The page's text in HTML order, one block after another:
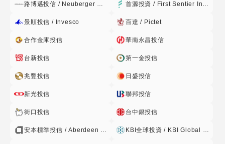
路博邁投信 / Neuberger Berman 首源投資 / First Sentier Investors
景順投信 / Invesco 百達 / Pictet
合作金庫投信 華南永昌投信
台新投信 第一金投信
兆豐投信 日盛投信
新光投信 聯邦投信
街口投信 台中銀投信
安本標準投信 / Aberdeen Standard KBI全球投資 / KBI Global Investors